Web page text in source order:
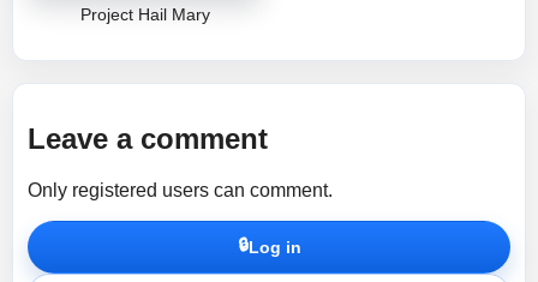
Project Hail Mary
Leave a comment
Only registered users can comment.
🔒Log in